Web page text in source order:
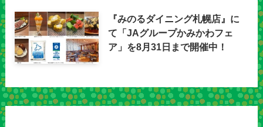
『みのるダイニング札幌店』に
て「JAグループかみかわフェ
ア」を8月31日まで開催中！